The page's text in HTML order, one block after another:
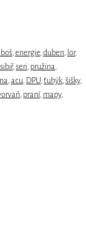
,energie,duben, lor,
sibiř,seri, pružina,
,acu, DPU,ťuhýk,šišky,
, praní, mapy,